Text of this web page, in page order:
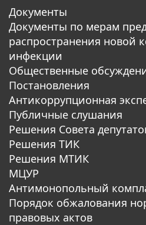
Документы
Документы по мерам
распространения новой
инфекции
Общественные
Постановления
Антикоррупционная
Публичные слушания
Решения Совета
Решения ТИК
Решения МТИК
МЦУР
Антимонопольный
Порядок обжалования
правовых актов